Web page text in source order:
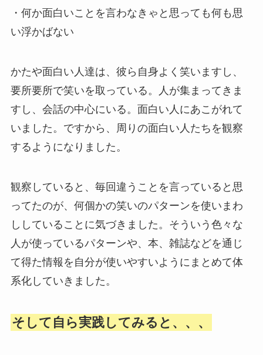
・何か面白いことを言わなきゃと思っても何も思
い浮かばない
かたや面白い人達は、彼ら自身よく笑いますし、
要所要所で笑いを取っている。人が集まってきま
すし、会話の中心にいる。面白い人にあこがれて
いました。ですから、周りの面白い人たちを観察
するようになりました。
観察していると、毎回違うことを言っていると思
ってたのが、何個かの笑いのパターンを使いまわ
ししていることに気づきました。そういう色々な
人が使っているパターンや、本、雑誌などを通じ
て得た情報を自分が使いやすいようにまとめて体
系化していきました。
そして自ら実践してみると、、、